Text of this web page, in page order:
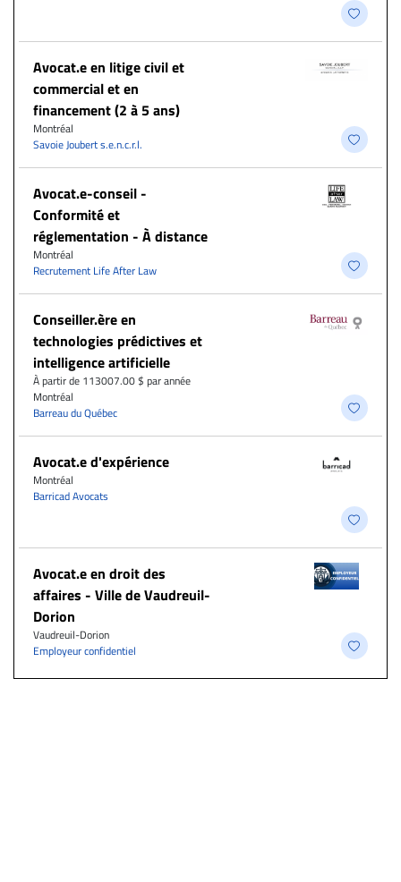
Avocat.e en litige civil et
commercial et en
financement (2 à 5 ans)
Montréal
Savoie Joubert s.e.n.c.r.l.
​Avocat.e-conseil -
Conformité et
réglementation - À distance
Montréal
Recrutement Life After Law
Conseiller.ère en
technologies prédictives et
intelligence artificielle
À partir de 113007.00 $ par année
Montréal
Barreau du Québec
Avocat.e d'expérience
Montréal
Barricad Avocats
Avocat.e en droit des
affaires - Ville de Vaudreuil-
Dorion
Vaudreuil-Dorion
Employeur confidentiel